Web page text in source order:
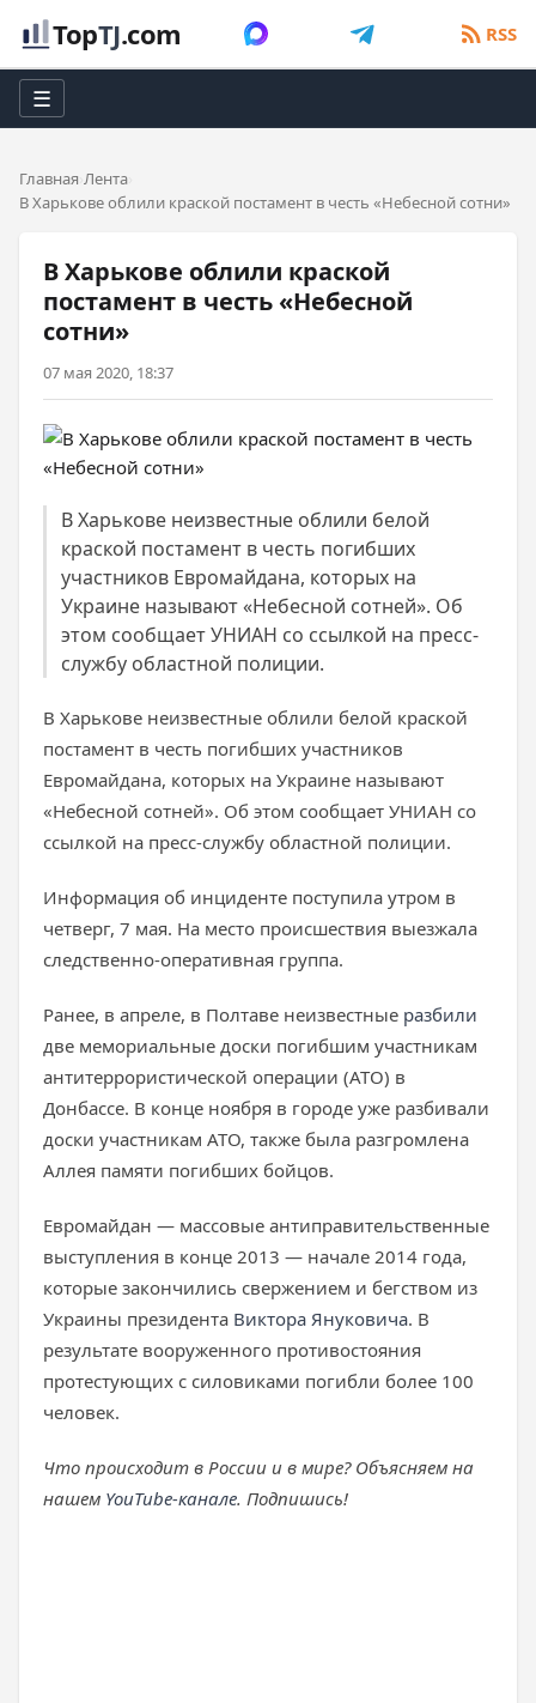
TopTJ.com RSS
☰
Главная Лента
В Харькове облили краской постамент в честь «Небесной сотни»
В Харькове облили краской
постамент в честь «Небесной
сотни»
07 мая 2020, 18:37
В Харькове неизвестные облили белой
краской постамент в честь погибших
участников Евромайдана, которых на
Украине называют «Небесной сотней». Об
этом сообщает УНИАН со ссылкой на пресс-
службу областной полиции.
В Харькове неизвестные облили белой краской
постамент в честь погибших участников
Евромайдана, которых на Украине называют
«Небесной сотней». Об этом сообщает УНИАН со
ссылкой на пресс-службу областной полиции.
Информация об инциденте поступила утром в
четверг, 7 мая. На место происшествия выезжала
следственно-оперативная группа.
Ранее, в апреле, в Полтаве неизвестные разбили
две мемориальные доски погибшим участникам
антитеррористической операции (АТО) в
Донбассе. В конце ноября в городе уже разбивали
доски участникам АТО, также была разгромлена
Аллея памяти погибших бойцов.
Евромайдан — массовые антиправительственные
выступления в конце 2013 — начале 2014 года,
которые закончились свержением и бегством из
Украины президента Виктора Януковича. В
результате вооруженного противостояния
протестующих с силовиками погибли более 100
человек.
Что происходит в России и в мире? Объясняем на
нашем YouTube-канале. Подпишись!